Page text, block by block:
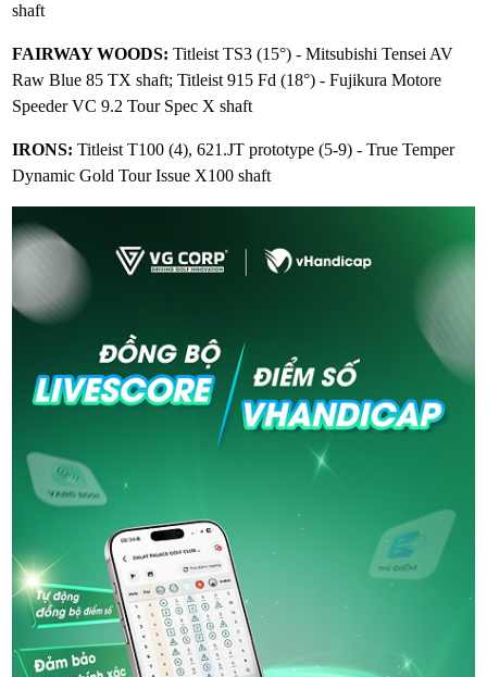
shaft
FAIRWAY WOODS: Titleist TS3 (15°) - Mitsubishi Tensei AV
Raw Blue 85 TX shaft; Titleist 915 Fd (18°) - Fujikura Motore
Speeder VC 9.2 Tour Spec X shaft
IRONS: Titleist T100 (4), 621.JT prototype (5-9) - True Temper
Dynamic Gold Tour Issue X100 shaft